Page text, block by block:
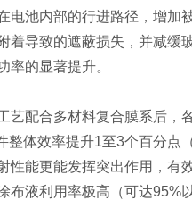
池内部的行进路径，增加被
着导致的遮蔽损失，并减缓
率的显著提升。
艺配合多材料复合膜系后，
整体效率提升1至3个百分点
性能更能发挥突出作用，有
布液利用率极高（可达95%